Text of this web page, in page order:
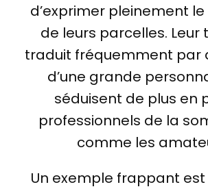
d’exprimer pleinement
de leurs parcelles. Leur
traduit fréquemment par
d’une grande
séduisent de plus en
professionnels de la
comme les
Un exemple frappant